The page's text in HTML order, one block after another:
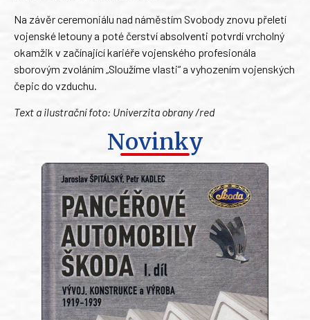
Na závěr ceremoniálu nad náměstím Svobody znovu přeletí
vojenské letouny a poté čerství absolventi potvrdí vrcholný
okamžik v začínající kariéře vojenského profesionála
sborovým zvoláním „Sloužíme vlasti“ a vyhozením vojenských
čepic do vzduchu.
Text a ilustrační foto: Univerzita obrany /red
Novinky